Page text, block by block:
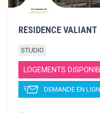
LES ESTUDINES LA
STUDIO T2
DEMANDE EN
LES ESTUDINES